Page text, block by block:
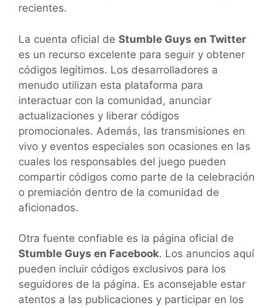
recientes.
La cuenta oficial de Stumble Guys en Twitter
es un recurso excelente para seguir y obtener
códigos legítimos. Los desarrolladores a
menudo utilizan esta plataforma para
interactuar con la comunidad, anunciar
actualizaciones y liberar códigos
promocionales. Además, las transmisiones en
vivo y eventos especiales son ocasiones en las
cuales los responsables del juego pueden
compartir códigos como parte de la celebración
o premiación dentro de la comunidad de
aficionados.
Otra fuente confiable es la página oficial de
Stumble Guys en Facebook. Los anuncios aquí
pueden incluir códigos exclusivos para los
seguidores de la página. Es aconsejable estar
atentos a las publicaciones y participar en los